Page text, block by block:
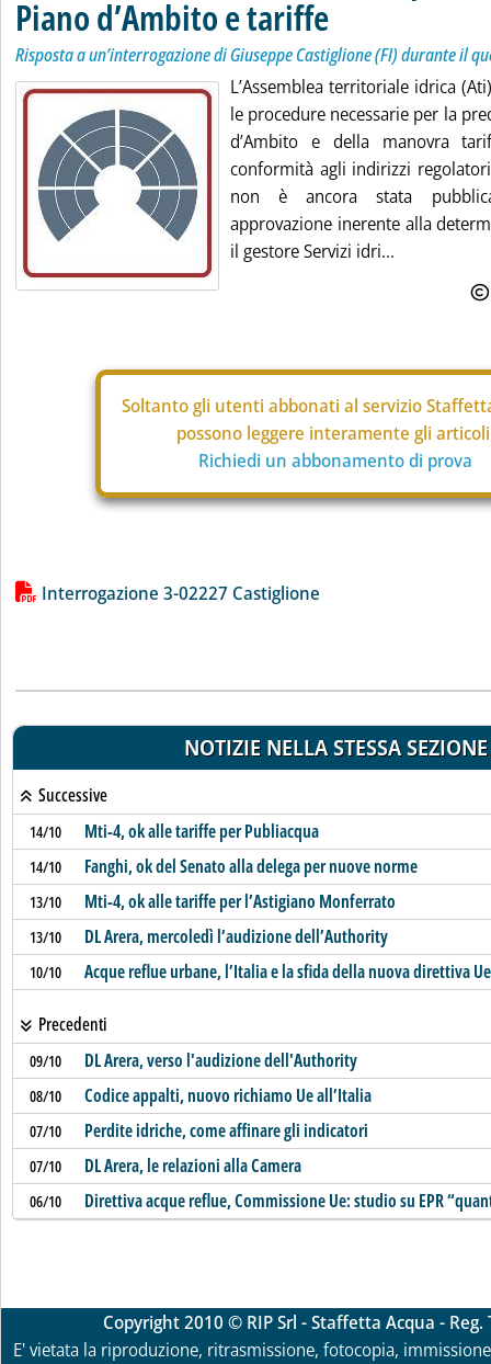
Piano d’Ambito e tariffe
Risposta a un’interrogazione di Giuseppe Castiglione (FI) durante il
L’Assemblea territoriale idrica
le procedure necessarie per la
d’Ambito e della manovra
conformità agli indirizzi
non è ancora stata
approvazione inerente alla
il gestore Servizi idri...
Soltanto gli utenti abbonati al servizio
possono leggere interamente gli
Richiedi un abbonamento di prova
Lista allegati PDF alla notizia
Interrogazione 3-02227 Castiglione
NOTIZIE NELLA STESSA SEZIONE
Successive
14/10 Mti-4, ok alle tariffe per Publiacqua
14/10 Fanghi, ok del Senato alla delega per nuove norme
13/10 Mti-4, ok alle tariffe per l’Astigiano Monferrato
13/10 DL Arera, mercoledì l’audizione dell’Authority
10/10 Acque reflue urbane, l’Italia e la sfida della nuova direttiva Ue
Precedenti
09/10 DL Arera, verso l'audizione dell'Authority
08/10 Codice appalti, nuovo richiamo Ue all’Italia
07/10 Perdite idriche, come affinare gli indicatori
07/10 DL Arera, le relazioni alla Camera
06/10 Direttiva acque reflue, Commissione Ue: studio su EPR
Copyright 2010 © RIP Srl - Staffetta Acqua -
E' vietata la riproduzione, ritrasmissione, fotocopia,